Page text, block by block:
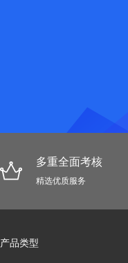
多重全面考核
精选优质服务
产品类型